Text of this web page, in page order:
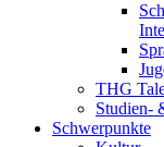
THG
Studien-
Schwerpunkte